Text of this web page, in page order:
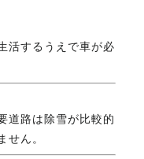
活するうえで車が必
道路は除雪が比較的
せん。